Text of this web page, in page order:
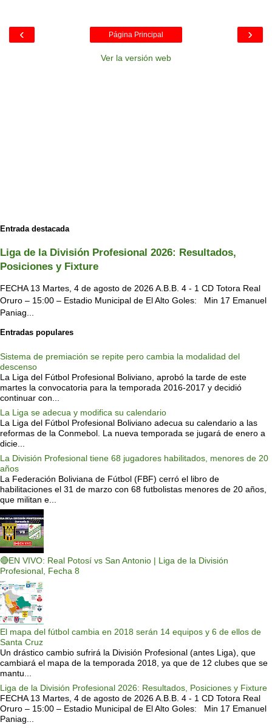
‹ ›
Página Principal
Ver la versión web
Entrada destacada
Liga de la División Profesional 2026: Resultados,
Posiciones y Fixture
FECHA 13 Martes, 4 de agosto de 2026 A.B.B. 4 - 1 CD Totora Real
Oruro – 15:00 – Estadio Municipal de El Alto Goles: Min 17 Emanuel
Paniag...
Entradas populares
Sistema de premiación se repite pero cambia la modalidad del
descenso
La Liga del Fútbol Profesional Boliviano, aprobó la tarde de este
martes la convocatoria para la temporada 2016-2017 y decidió
continuar con...
La Liga se adecua y modifica su calendario
La Liga del Fútbol Profesional Boliviano adecua su calendario a las
reformas de la Conmebol. La nueva temporada se jugará de enero a
dicie...
La División Profesional tiene 68 jugadores habilitados, menores de 20
años
La Federación Boliviana de Fútbol (FBF) cerró el libro de
habilitaciones el 31 de marzo con 68 futbolistas menores de 20 años,
que militan e...
🔴EN VIVO: Real Potosí vs San Antonio | Liga de la División
Profesional, Fecha 8
El mapa del fútbol cambia en 2018 serán 14 equipos y 6 de ellos de
Santa Cruz
Un drástico cambio sufrirá la División Profesional (antes Liga), que
cambiará el mapa de la temporada 2018, ya que de 12 clubes que se
mantu...
Liga de la División Profesional 2026: Resultados, Posiciones y Fixture
FECHA 13 Martes, 4 de agosto de 2026 A.B.B. 4 - 1 CD Totora Real
Oruro – 15:00 – Estadio Municipal de El Alto Goles: Min 17 Emanuel
Paniag...